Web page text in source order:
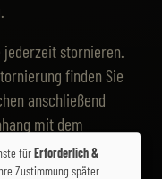
jederzeit stornieren.
finden Sie
anschließend
mit dem
fürErforderlich &
Zustimmung später